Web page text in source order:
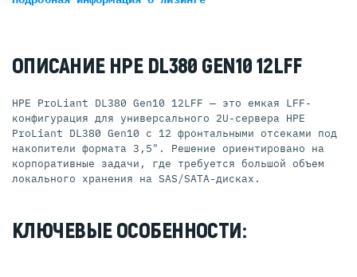
ОПИСАНИЕ HPE DL380 GEN10 12LFF
HPE ProLiant DL380 Gen10 12LFF — это емкая LFF-
конфигурация для универсального 2U-сервера HPE
ProLiant DL380 Gen10 с 12 фронтальными отсеками под
накопители формата 3,5". Решение ориентировано на
корпоративные задачи, где требуется большой объем
локального хранения на SAS/SATA-дисках.
КЛЮЧЕВЫЕ ОСОБЕННОСТИ: